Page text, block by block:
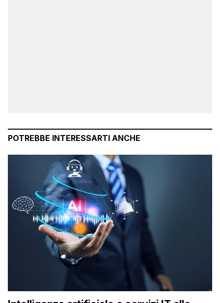
POTREBBE INTERESSARTI ANCHE